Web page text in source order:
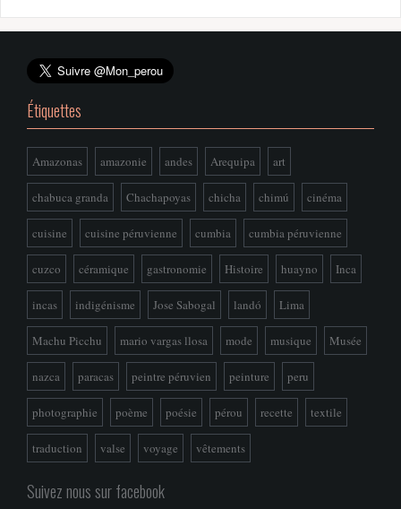
Étiquettes
Amazonas amazonie andes Arequipa art
chabuca granda Chachapoyas chicha chimú cinéma
cuisine cuisine péruvienne cumbia cumbia péruvienne
cuzco céramique gastronomie Histoire huayno Inca
incas indigénisme Jose Sabogal landó Lima
Machu Picchu mario vargas llosa mode musique Musée
nazca paracas peintre péruvien peinture peru
photographie poème poésie pérou recette textile
traduction valse voyage vêtements
Suivez nous sur facebook